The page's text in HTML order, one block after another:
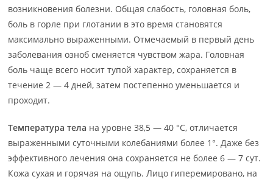
возникновения болезни. Общая слабость, головная боль,
боль в горле при глотании в это время становятся
максимально выраженными. Отмечаемый в первый день
заболевания озноб сменяется чувством жара. Головная
боль чаще всего носит тупой характер, сохраняется в
течение 2 — 4 дней, затем постепенно уменьшается и
проходит.
Температура тела на уровне 38,5 — 40 °С, отличается
выраженными суточными колебаниями более 1°. Даже без
эффективного лечения она сохраняется не более 6 — 7 сут.
Кожа сухая и горячая на ощупь. Лицо гиперемировано, на